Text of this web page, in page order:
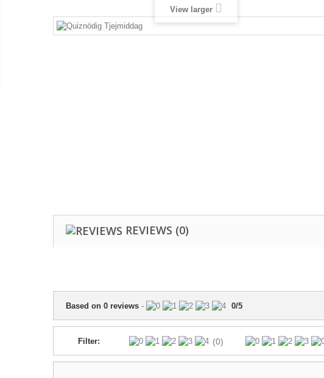
View larger
REVIEWS (0)
Based on 0 reviews - 0/5
Filter: (0)